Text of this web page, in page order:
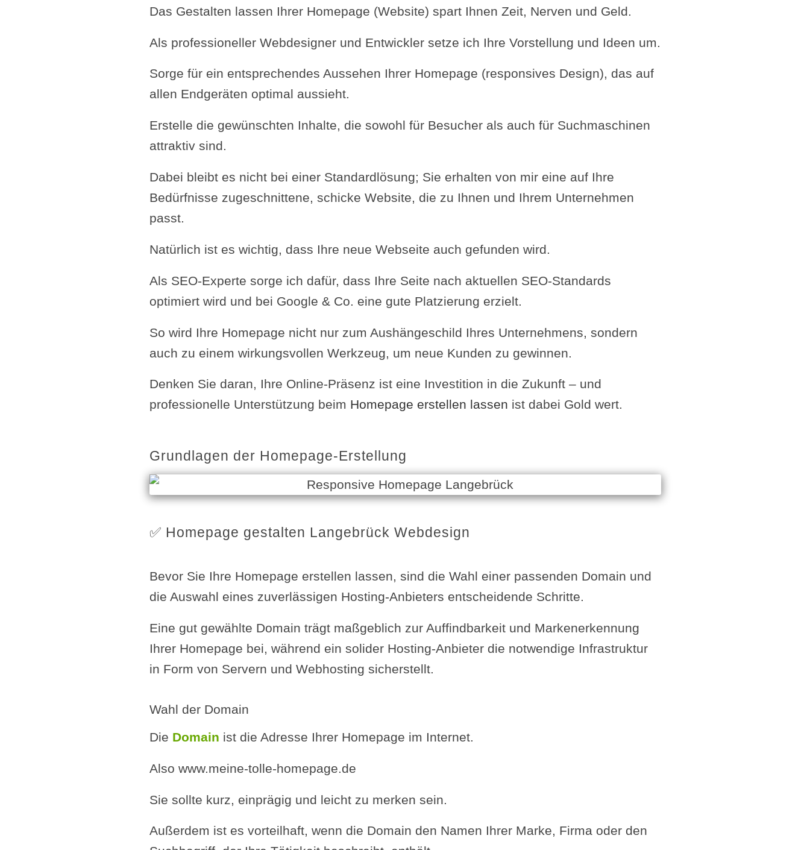
Das Gestalten lassen Ihrer Homepage (Website) spart Ihnen Zeit, Nerven und Geld.
Als professioneller Webdesigner und Entwickler setze ich Ihre Vorstellung und Ideen um.
Sorge für ein entsprechendes Aussehen Ihrer Homepage (responsives Design), das auf
allen Endgeräten optimal aussieht.
Erstelle die gewünschten Inhalte, die sowohl für Besucher als auch für Suchmaschinen
attraktiv sind.
Dabei bleibt es nicht bei einer Standardlösung; Sie erhalten von mir eine auf Ihre
Bedürfnisse zugeschnittene, schicke Website, die zu Ihnen und Ihrem Unternehmen
passt.
Natürlich ist es wichtig, dass Ihre neue Webseite auch gefunden wird.
Als SEO-Experte sorge ich dafür, dass Ihre Seite nach aktuellen SEO-Standards
optimiert wird und bei Google & Co. eine gute Platzierung erzielt.
So wird Ihre Homepage nicht nur zum Aushängeschild Ihres Unternehmens, sondern
auch zu einem wirkungsvollen Werkzeug, um neue Kunden zu gewinnen.
Denken Sie daran, Ihre Online-Präsenz ist eine Investition in die Zukunft – und
professionelle Unterstützung beim Homepage erstellen lassen ist dabei Gold wert.
Grundlagen der Homepage-Erstellung
✅ Homepage gestalten Langebrück Webdesign
Bevor Sie Ihre Homepage erstellen lassen, sind die Wahl einer passenden Domain und
die Auswahl eines zuverlässigen Hosting-Anbieters entscheidende Schritte.
Eine gut gewählte Domain trägt maßgeblich zur Auffindbarkeit und Markenerkennung
Ihrer Homepage bei, während ein solider Hosting-Anbieter die notwendige Infrastruktur
in Form von Servern und Webhosting sicherstellt.
Wahl der Domain
Die Domain ist die Adresse Ihrer Homepage im Internet.
Also www.meine-tolle-homepage.de
Sie sollte kurz, einprägig und leicht zu merken sein.
Außerdem ist es vorteilhaft, wenn die Domain den Namen Ihrer Marke, Firma oder den